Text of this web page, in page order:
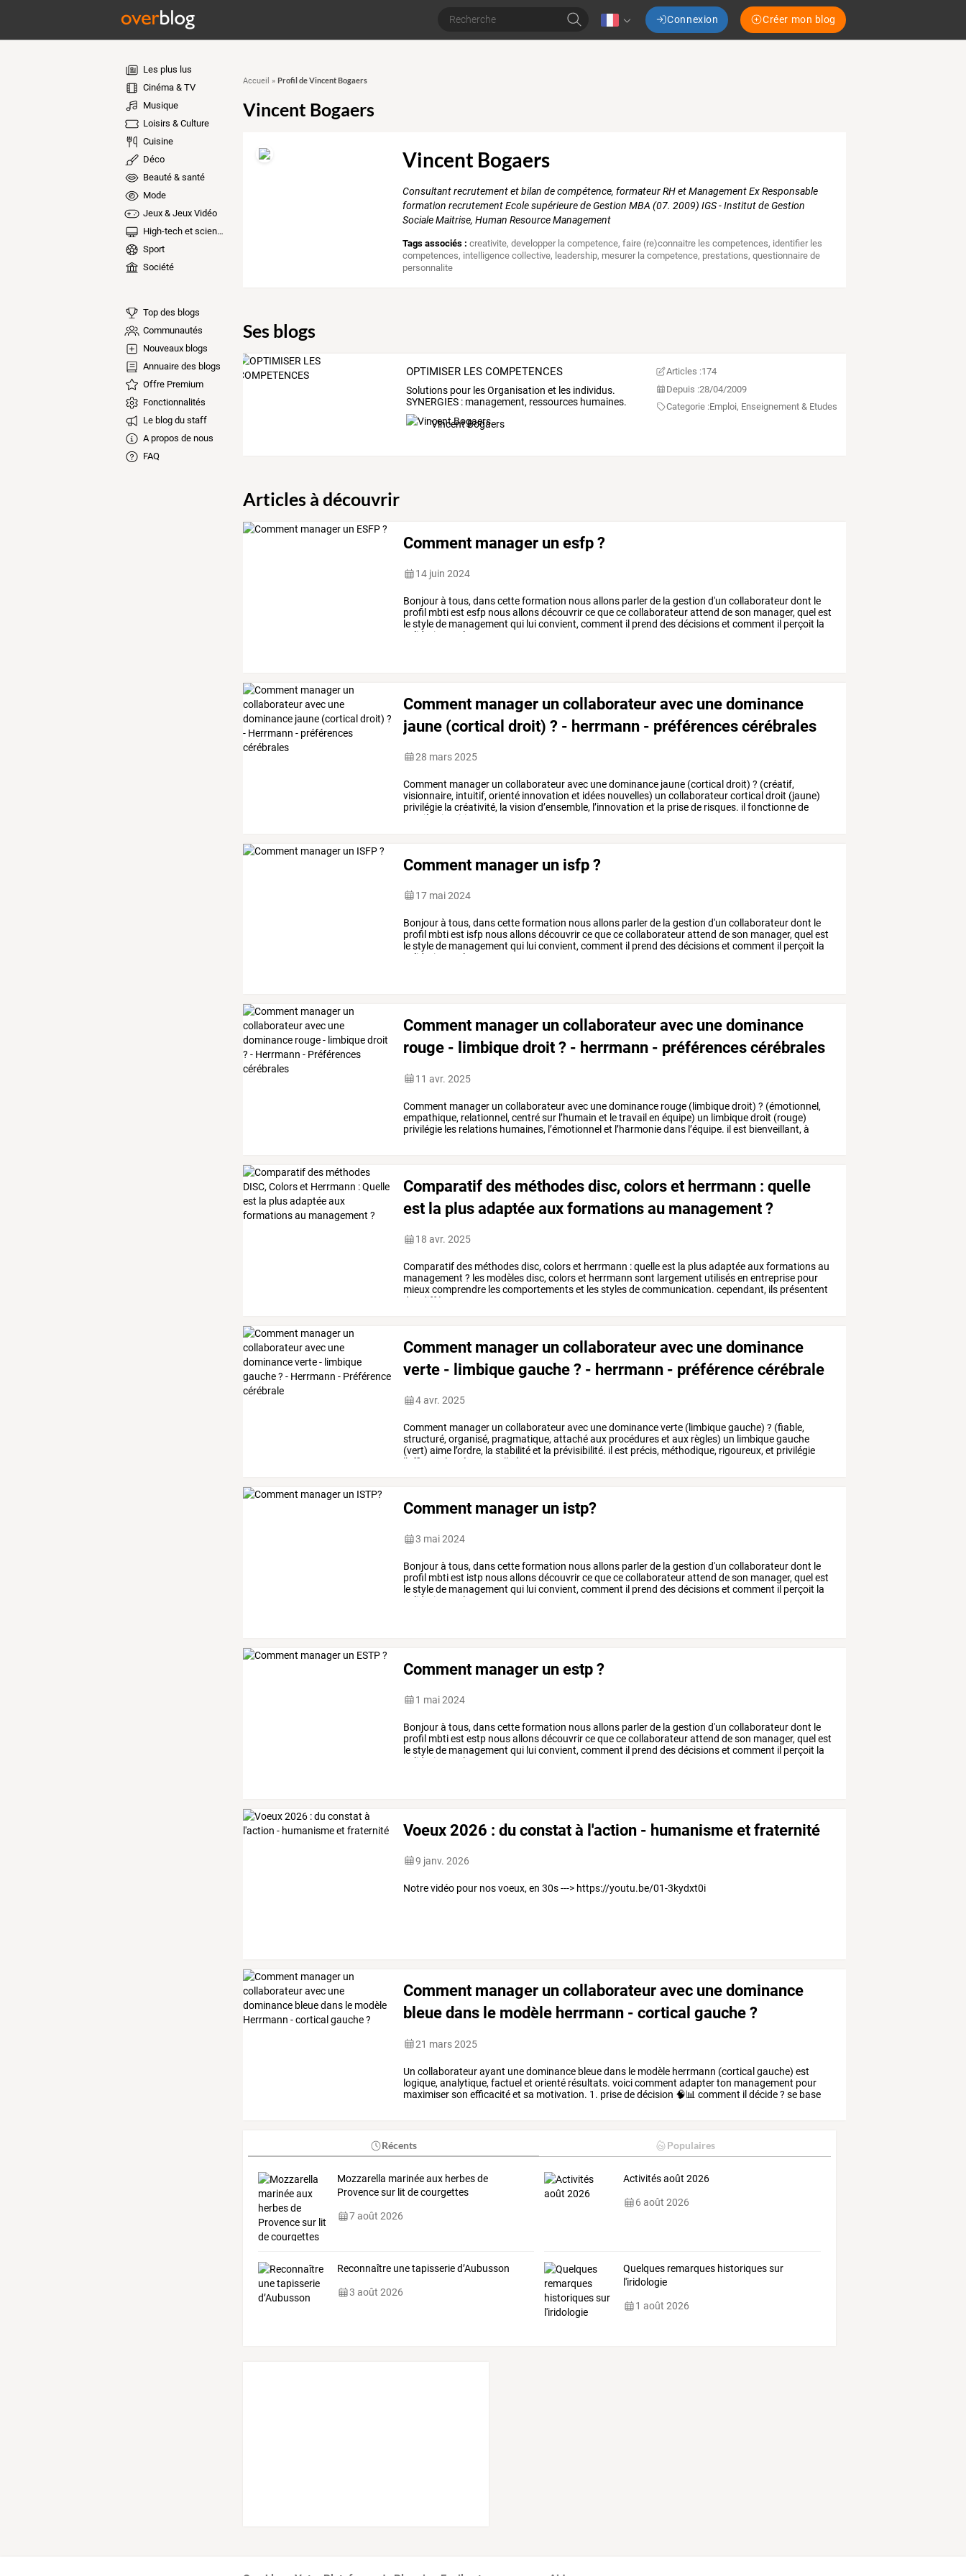
Connexion Créer mon blog
Les plus lus
Cinéma & TV
Musique
Loisirs & Culture
Cuisine
Déco
Beauté & santé
Mode
Jeux & Jeux Vidéo
High-tech et sciences
Sport
Société
Top des blogs
Communautés
Nouveaux blogs
Annuaire des blogs
Offre Premium
Fonctionnalités
Le blog du staff
A propos de nous
FAQ
Accueil » Profil de Vincent Bogaers
Vincent Bogaers
Vincent Bogaers
Consultant recrutement et bilan de compétence, formateur RH et Management Ex Responsable
formation recrutement Ecole supérieure de Gestion MBA (07. 2009) IGS - Institut de Gestion
Sociale Maitrise, Human Resource Management
Tags associés : creativite,developper la competence,faire (re)connaitre les competences, identifier les
competences, intelligence collective, leadership, mesurer la competence, prestations,questionnaire de
personnalite
Ses blogs
OPTIMISER LES COMPETENCES
SolutionspourlesOrganisation et lesindividus.
SYNERGIES:management,ressourceshumaines.
…
Vincent Bogaers
Articles :174
Depuis :28/04/2009
Categorie :Emploi, Enseignement & Etudes
Articles à découvrir
Comment manager un esfp ?
14 juin 2024
Bonjourà tous, danscetteformation nousallons parlerde la gestion d'un collaborateurdont le
profil mbtiest esfp nousallonsdécouvrircequececollaborateurattend deson manager, quel est
lestylede management qui luiconvient, comment il prend desdécisionset comment il perçoit la
validation
le
Comment manager un collaborateur avec une dominance
jaune (cortical droit) ? - herrmann - préférences cérébrales
28 mars 2025
Comment manager un collaborateuravec unedominance jaune (cortical droit) ? (créatif,
visionnaire, intuitif, orienté innovation et idées nouvelles) un collaborateurcortical droit (jaune)
privilégie la créativité, la vision d’ensemble, l’innovation et la prisede risques. il fonctionnede
manière
intuitive
Comment manager un isfp ?
17 mai 2024
Bonjourà tous, danscetteformation nousallons parlerde la gestion d'un collaborateurdont le
profil mbtiest isfp nousallonsdécouvrircequececollaborateurattend deson manager, quel est
lestylede management qui luiconvient, comment il prend desdécisionset comment il perçoit la
validation
le
Comment manager un collaborateur avec une dominance
rouge - limbique droit ? - herrmann - préférences cérébrales
11 avr. 2025
Comment manager un collaborateuravec unedominance rouge (limbiquedroit) ? (émotionnel,
empathique, relationnel, centrésur l’humain et letravail en équipe) un limbiquedroit (rouge)
privilégie les relations humaines, l’émotionnel et l’harmoniedans l’équipe. il est bienveillant, à
Comparatif des méthodes disc, colors et herrmann : quelle
est la plus adaptée aux formations au management ?
18 avr. 2025
Comparatifdes méthodesdisc,colorset herrmann :quelleest la plusadaptéeauxformationsau
management ? les modèlesdisc,colorset herrmann sont largement utilisésen entreprise pour
mieuxcomprendre lescomportementset lesstylesdecommunication. cependant, ils présentent
des
différences
Comment manager un collaborateur avec une dominance
verte - limbique gauche ? - herrmann - préférence cérébrale
4 avr. 2025
Comment manager un collaborateuravec unedominanceverte (limbiquegauche) ? (fiable,
structuré,organisé, pragmatique,attachéaux procédureset aux règles) un limbiquegauche
(vert) aime l’ordre, la stabilitéet la prévisibilité. il est précis, méthodique, rigoureux,et privilégie
l’efficacité opérationnelle à
Comment manager un istp?
3 mai 2024
Bonjourà tous, danscetteformation nousallons parlerde la gestion d'un collaborateurdont le
profil mbtiest istp nousallonsdécouvrircequececollaborateurattend deson manager, quel est
lestylede management qui luiconvient, comment il prend desdécisionset comment il perçoit la
validation
le
Comment manager un estp ?
1 mai 2024
Bonjourà tous, danscetteformation nousallons parlerde la gestion d'un collaborateurdont le
profil mbtiest estp nousallonsdécouvrircequececollaborateurattend deson manager, quel est
lestylede management qui luiconvient, comment il prend desdécisionset comment il perçoit la
validation
le
Voeux 2026 : du constat à l'action - humanisme et fraternité
9 janv. 2026
Notre vidéo pour nos voeux, en 30s ---> https://youtu.be/01-3kydxt0i
Comment manager un collaborateur avec une dominance
bleue dans le modèle herrmann - cortical gauche ?
21 mars 2025
Un collaborateurayant unedominance bleuedans le modèle herrmann (corticalgauche) est
logique, analytique, factuelet orienté résultats. voicicomment adapterton management pour
maximiserson efficacitéet sa motivation. 1. prisededécision 🧠📊 comment ildécide? se base
Récents Populaires
Mozzarella marinée aux herbes de
Provence sur lit de courgettes
7 août 2026
Activités août 2026
6 août 2026
Reconnaître une tapisserie d’Aubusson
3 août 2026
Quelques remarques historiques sur
l'iridologie
1 août 2026